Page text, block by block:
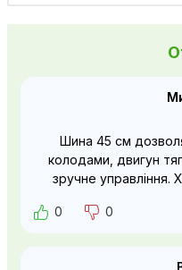
Шина 45 см
колодами, двигун
зручне управління.
0 0